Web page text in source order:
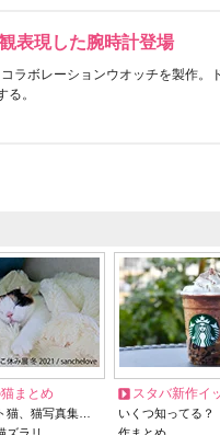
表現した腕時計登場
ラボレーションウオッチを製作。
。
まとめ
猫、猫写真集…
スタバ新作イ
いくつ知ってる